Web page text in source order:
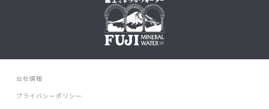
会社情報
プライバシーポリシー